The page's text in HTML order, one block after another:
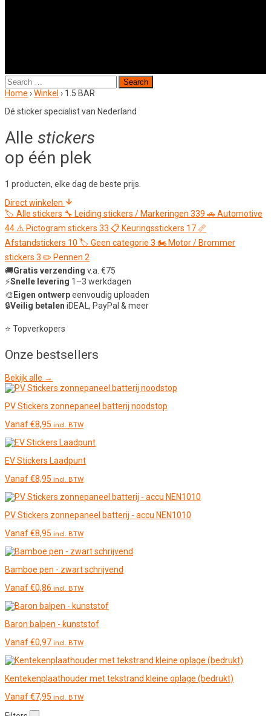
Search
for:
Home ›Winkel › 1.5 BAR
Dé sticker specialist van Nederland
Alle stickers
op één plek
1 producten, elke dag de beste prijs.
Direct winkelen
🏷️ Alle stickers 🔧 Leiding stickers / Markeringen 339 🚗Automotive
44 ⚠️ Pictogram stickers 33 📋 Keuringsstickers 17 📏
Afstandstickers 10 🏷️ Geen categorie 3 🏍️ Motor / Brommer
stickers 3 ✏️ Pennen 2
🚚Gratis verzending v.a. €75
⚡Snelle levering 1–3 werkdagen
🎨 Eigen ontwerpeenvoudig uploaden
🔒Veilig betalen iDEAL, PayPal & meer
⭐ Topverkopers
Onze bestsellers
Bekijk alle →
PV Stickers zonnepaneel batterij noodstop
Vanaf€8,95 incl. BTW
EV Stickers Laadpunt
Vanaf€8,95 incl. BTW
PV Stickers zonnepaneel batterij - accu NEN1010
Vanaf€8,95 incl. BTW
Bamboe pen - zwart schrijvend
Vanaf€0,86 incl. BTW
Baron balpen - kunststof
Vanaf€0,97 incl. BTW
Kentekenplaathouder met tekstrand kleine oplage (bedrukt)
Vanaf€7,95 incl. BTW